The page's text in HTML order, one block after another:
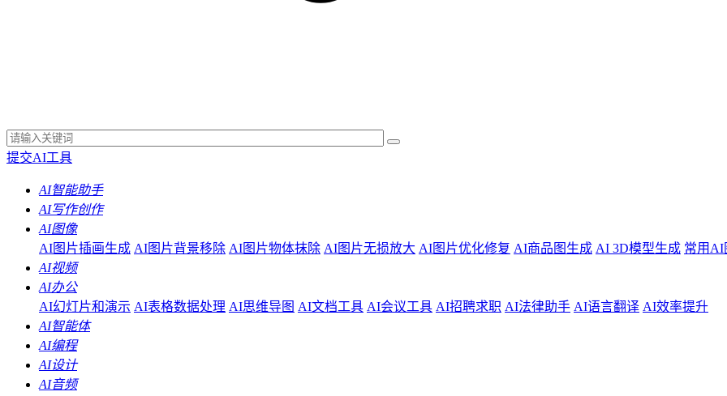
提交AI工具
AI智能助手
AI写作创作
AI图像
AI图片插画生成 AI图片背景移除 AI图片物体抹除 AI图片无损放大 AI图片优化修复 AI商品图生成 AI 3D模型生成 常用AI
AI视频
AI办公
AI幻灯片和演示 AI表格数据处理 AI思维导图 AI文档工具 AI会议工具 AI招聘求职 AI法律助手 AI语言翻译 AI效率提升
AI智能体
AI编程
AI设计
AI音频